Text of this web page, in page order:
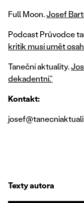
Full Moon.Josef
Podcast Průvodce
kritik musí umět
Taneční aktuality.
dekadentní.“
Kontakt:
Texty autora